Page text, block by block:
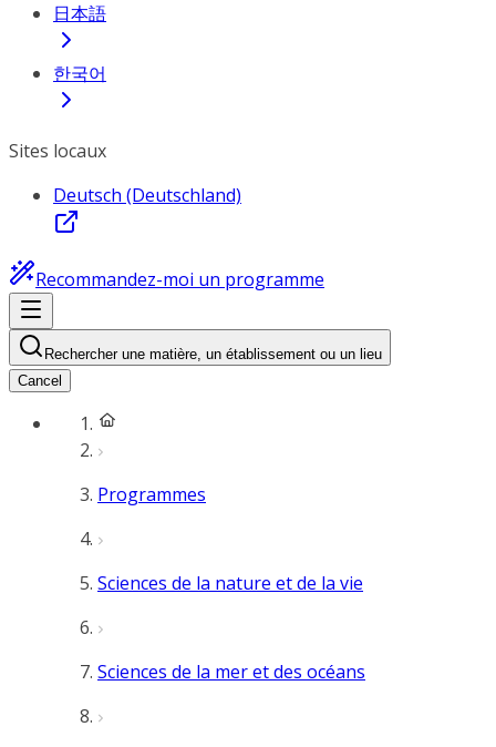
日本語
한국어
Sites locaux
Deutsch (Deutschland)
Recommandez-moi un programme
Rechercher une matière, un établissement ou un lieu
Cancel
Programmes
Sciences de la nature et de la vie
Sciences de la mer et des océans